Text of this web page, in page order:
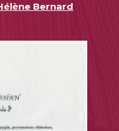
Bernard